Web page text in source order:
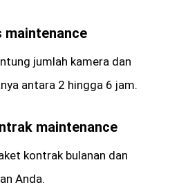
maintenance
jumlah kamera dan
antara 2 hingga 6 jam.
maintenance
kontrak bulanan dan
Anda.